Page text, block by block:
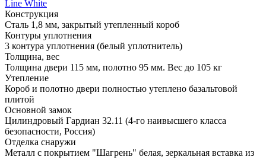
Line White
Конструкция
Сталь 1,8 мм, закрытый утепленный короб
Контуры уплотнения
3 контура уплотнения (белый уплотнитель)
Толщина, вес
Толщина двери 115 мм, полотно 95 мм. Вес до 105 кг
Утепление
Короб и полотно двери полностью утеплено базальтовой
плитой
Основной замок
Цилиндровый Гардиан 32.11 (4-го наивысшего класса
безопасности, Россия)
Отделка снаружи
Металл с покрытием "Шагрень" белая, зеркальная вставка из